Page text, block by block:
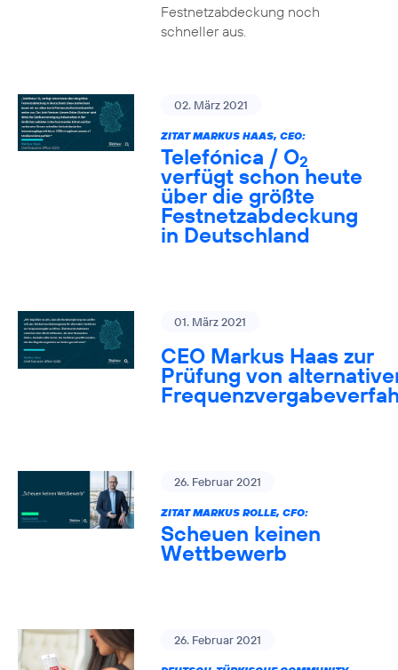
Festnetzabdeckung noch
schneller aus.
02. März 2021
ZITAT MARKUS HAAS, CEO:
Telefónica / O2
verfügt schon heute
über die größte
Festnetzabdeckung
in Deutschland
01. März 2021
CEO Markus Haas zur
Prüfung von
26. Februar 2021
ZITAT MARKUS ROLLE, CFO:
Scheuen keinen
Wettbewerb
26. Februar 2021